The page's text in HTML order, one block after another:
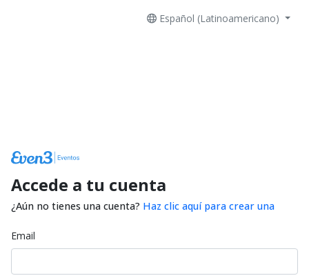
Español (Latinoamericano)
Accede a tu cuenta
¿Aún no tienes una cuenta? Haz clic aquí para crear una
Email